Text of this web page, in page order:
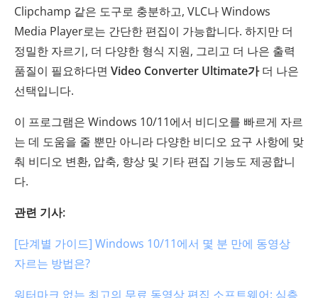
Clipchamp 같은 도구로 충분하고, VLC나 Windows
Media Player로는 간단한 편집이 가능합니다. 하지만 더
정밀한 자르기, 더 다양한 형식 지원, 그리고 더 나은 출력
품질이 필요하다면 Video Converter Ultimate가더 나은
선택입니다.
이 프로그램은 Windows 10/11에서 비디오를 빠르게 자르
는 데 도움을 줄 뿐만 아니라 다양한 비디오 요구 사항에 맞
춰 비디오 변환, 압축, 향상 및 기타 편집 기능도 제공합니
다.
관련 기사:
[단계별 가이드] Windows 10/11에서 몇 분 만에 동영상
자르는 방법은?
워터마크 없는 최고의 무료 동영상 편집 소프트웨어: 심층